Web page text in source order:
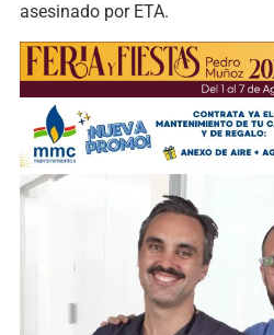
asesinado por ETA.